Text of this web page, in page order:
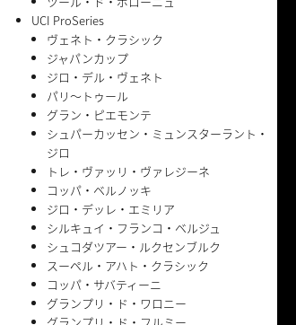
UCI ProSeries
ヴェネト・クラシック
ジャパンカップ
ジロ・デル・ヴェネト
パリ〜トゥール
グラン・ピエモンテ
シュパーカッセン・ミュンスターラント・
ジロ
トレ・ヴァッリ・ヴァレジーネ
コッパ・ベルノッキ
ジロ・デッレ・エミリア
シルキュイ・フランコ・ベルジュ
シュコダツアー・ルクセンブルク
スーペル・アハト・クラシック
コッパ・サバティーニ
グランプリ・ド・ワロニー